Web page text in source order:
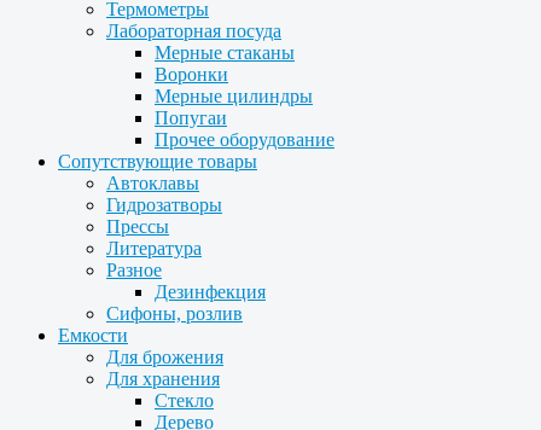
Термометры
Лабораторная посуда
Мерные стаканы
Воронки
Мерные цилиндры
Попугаи
Прочее оборудование
Сопутствующие товары
Автоклавы
Гидрозатворы
Прессы
Литература
Разное
Дезинфекция
Сифоны, розлив
Емкости
Для брожения
Для хранения
Стекло
Дерево